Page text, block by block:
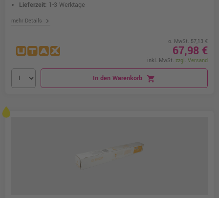
Lieferzeit: 1-3 Werktage
mehr Details chevron_right
o. MwSt. 57,13 €
67,98 €
inkl. MwSt. zzgl. Versand
In den Warenkorb shopping_cart